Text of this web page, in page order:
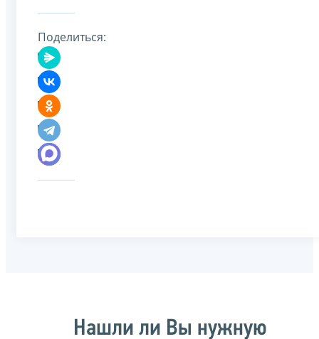
Поделиться:
Нашли ли Вы нужную